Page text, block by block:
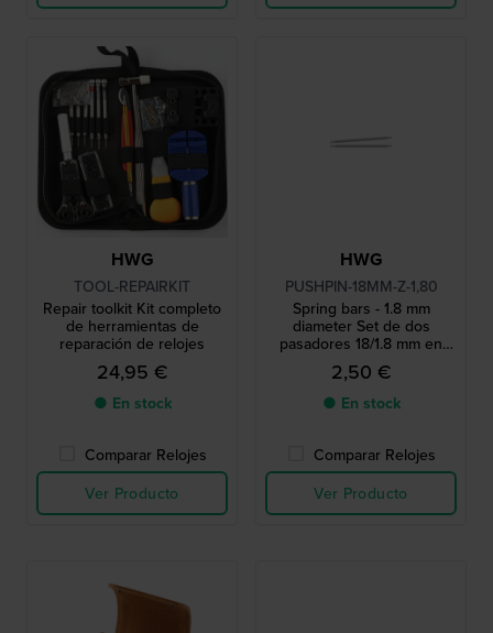
HWG
TOOL-REPAIRKIT
Repair toolkit Kit completo
de herramientas de
reparación de relojes
24,95 €
● En stock
Comparar Relojes
Ver Producto
HWG
PUSHPIN-18MM-Z-1,80
Spring bars - 1.8 mm
diameter Set de dos
pasadores 18/1.8 mm en
tono plateado
2,50 €
● En stock
Comparar Relojes
Ver Producto